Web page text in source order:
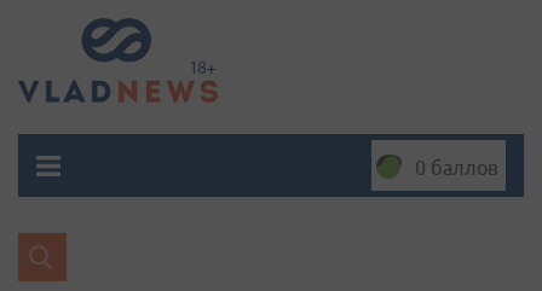
0 баллов